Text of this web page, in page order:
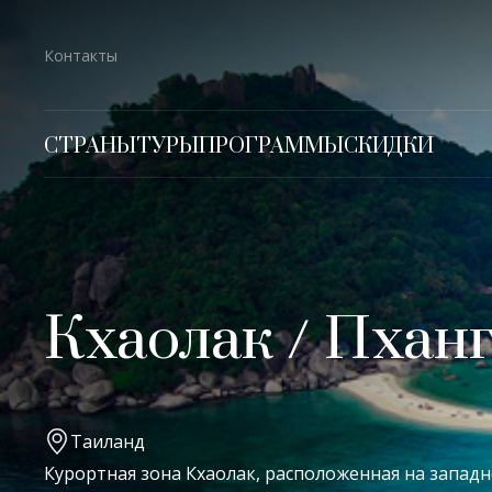
Контакты
СТРАНЫТУРЫПРОГРАММЫСКИДКИ
Кхаолак /
Таиланд
Курортная зона Кхаолак, расположенная на